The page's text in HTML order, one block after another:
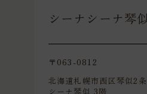
シーナシーナ琴
〒063-0812
北海道札幌市西区琴似2
シーナ琴似 3階